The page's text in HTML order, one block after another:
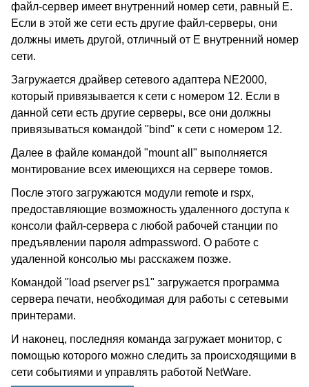
файл-сервер имеет внутренний номер сети, равный E.
Если в этой же сети есть другие файл-серверы, они
должны иметь другой, отличный от E внутренний номер
сети.
Загружается драйвер сетевого адаптера NE2000,
который привязывается к сети с номером 12. Если в
данной сети есть другие серверы, все они должны
привязываться командой "bind" к сети с номером 12.
Далее в файле командой "mount all" выполняется
монтирование всех имеющихся на сервере томов.
После этого загружаются модули remote и rspx,
предоставляющие возможность удаленного доступа к
консоли файл-сервера с любой рабочей станции по
предъявлении пароля admpassword. О работе с
удаленной консолью мы расскажем позже.
Командой "load pserver ps1" загружается программа
сервера печати, необходимая для работы с сетевыми
принтерами.
И наконец, последняя команда загружает монитор, с
помощью которого можно следить за происходящими в
сети событиями и управлять работой NetWare.